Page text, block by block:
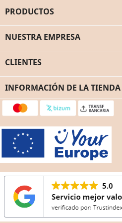
PRODUCTOS
NUESTRA EMPRESA
CLIENTES
INFORMACIÓN DE LA TIENDA